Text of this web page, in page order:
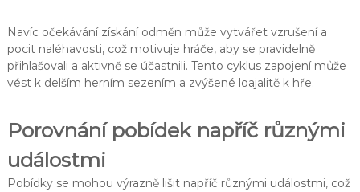
Navíc očekávání získání odměn může vytvářet vzrušení a
pocit naléhavosti, což motivuje hráče, aby se pravidelně
přihlašovali a aktivně se účastnili. Tento cyklus zapojení může
vést k delším herním sezením a zvýšené loajalitě k hře.
Porovnání pobídek napříč různými
událostmi
Pobídky se mohou výrazně lišit napříč různými událostmi, což